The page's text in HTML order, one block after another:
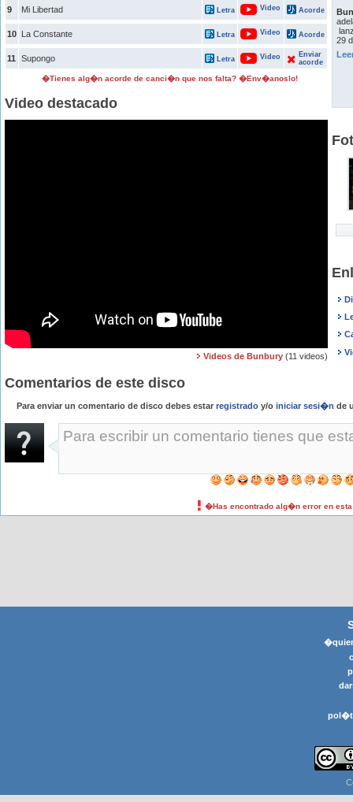
9 Mi Libertad Letra Video Acorde
10 La Constante Letra Video Acorde
11 Supongo Letra Video
Enviar
acorde
�Tienes alg�n acorde de canci�n que nos falta? �Env�anoslo!
Video destacado
Videos de Bunbury (11 videos)
29
Comentarios de este disco
Para enviar un comentario de disco debes estar registrado y/o iniciar sesi�n de
�Has encontrado alg�n error en